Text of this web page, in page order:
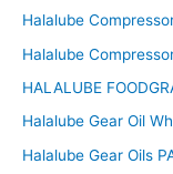
Halalube
Halalube
HALALUBE
Halalube Gear Oil
Halalube Gear Oils